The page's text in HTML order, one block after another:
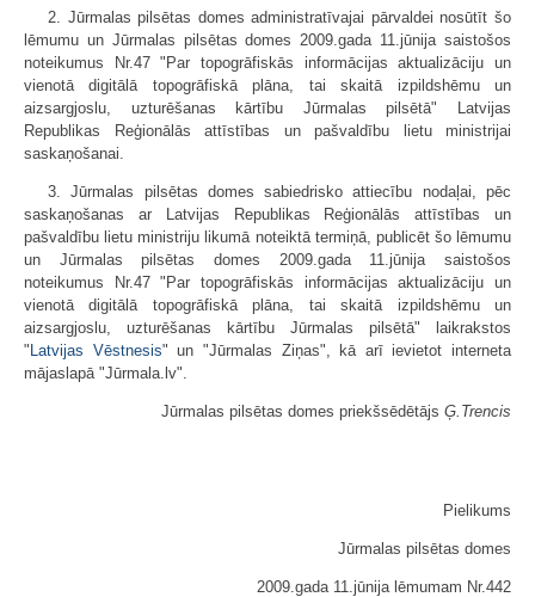
2. Jūrmalas pilsētas domes administratīvajai pārvaldei nosūtīt šo
lēmumu un Jūrmalas pilsētas domes 2009.gada 11.jūnija saistošos
noteikumus Nr.47 "Par topo­grāfiskās informācijas aktualizāciju un
vienotā digitālā topogrāfiskā plāna, tai skaitā izpildshēmu un
aizsargjoslu, uzturēšanas kārtību Jūrmalas pilsētā" Latvijas
Republikas Reģionālās attīstības un pašvaldību lietu ministrijai
saskaņošanai.
3. Jūrmalas pilsētas domes sabiedrisko attiecību nodaļai, pēc
saskaņošanas ar Latvijas Republikas Reģionālās attīstības un
pašvaldību lietu ministriju likumā noteiktā termiņā, publicēt šo lēmumu
un Jūrmalas pilsētas domes 2009.gada 11.jūnija saistošos
noteikumus Nr.47 "Par topogrāfiskās informācijas aktualizāciju un
vienotā digitālā topogrāfiskā plāna, tai skaitā izpild­shēmu un
aizsargjoslu, uzturēšanas kārtību Jūrmalas pilsētā" laikrakstos
" Latvijas Vēstnesis" un "Jūrmalas Ziņas", kā arī ievietot interneta
mājaslapā "Jūrmala.lv".
Jūrmalas pilsētas domes priekšsēdētājs Ģ.Trencis
Pielikums
Jūrmalas pilsētas domes
2009.gada 11.jūnija lēmumam Nr.442